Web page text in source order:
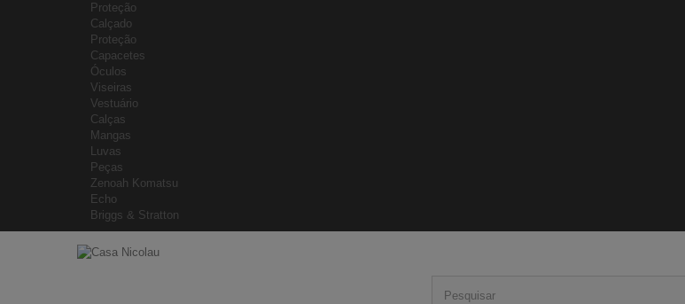
Proteção
Calçado
Proteção
Capacetes
Óculos
Viseiras
Vestuário
Calças
Mangas
Luvas
Peças
Zenoah Komatsu
Echo
Briggs & Stratton